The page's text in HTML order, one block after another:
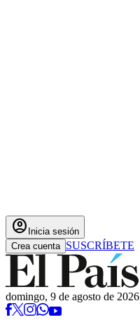
account_circle Inicia sesión
Crea cuenta SUSCRÍBETE
domingo, 9 de agosto de 2026